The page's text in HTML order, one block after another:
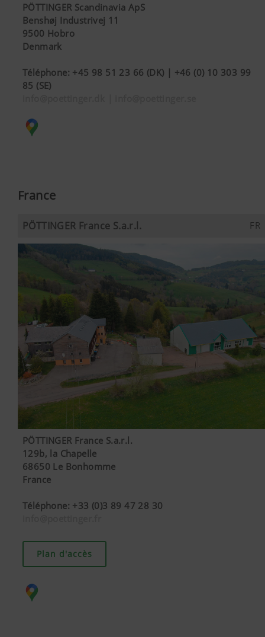
PÖTTINGER Scandinavia ApS
Benshøj Industrivej 11
9500 Hobro
Denmark
Téléphone: +45 98 51 23 66 (DK) | +46 (0) 10 303 99
85 (SE)
France
PÖTTINGER France S.a.r.l. FR
PÖTTINGER France S.a.r.l.
129b, la Chapelle
68650 Le Bonhomme
France
Téléphone: +33 (0)3 89 47 28 30
Plan d'accès